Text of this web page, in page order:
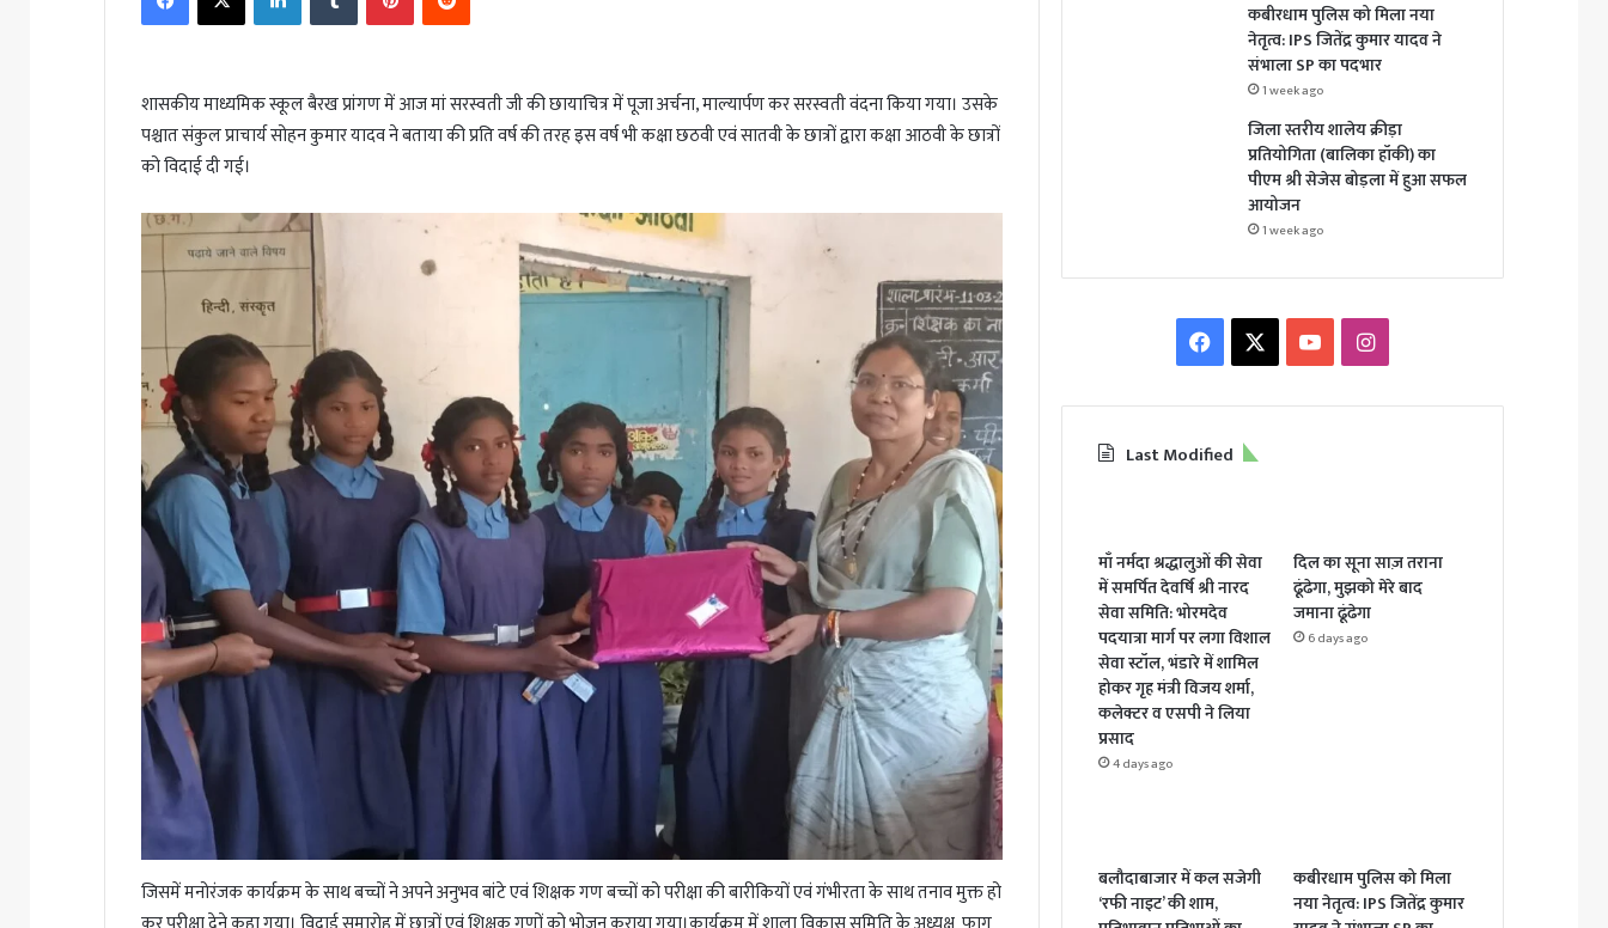
शासकीय माध्यमिक स्कूल बैरख प्रांगण में आज मां सरस्वती जी की छायाचित्र में पूजा अर्चना, माल्यार्पण कर सरस्वती वंदना किया गया। उसके
पश्चात संकुल प्राचार्य सोहन कुमार यादव ने बताया की प्रति वर्ष की तरह इस वर्ष भी कक्षा छठवी एवं सातवी के छात्रों द्वारा कक्षा आठवी के छात्रों
को विदाई दी गई।
जिसमें मनोरंजक कार्यक्रम के साथ बच्चों ने अपने अनुभव बांटे एवं शिक्षक गण बच्चों को परीक्षा की बारीकियों एवं गंभीरता के साथ तनाव मुक्त हो
कबीरधाम पुलिस को मिला नया
नेतृत्व: IPS जितेंद्र कुमार यादव ने
संभाला SP का पदभार
1 week ago
जिला स्तरीय शालेय क्रीड़ा
प्रतियोगिता (बालिका हॉकी) का
पीएम श्री सेजेस बोड़ला में हुआ सफल
आयोजन
1 week ago
Facebook YouTubeInstagram
Last Modified
माँ नर्मदा श्रद्धालुओं की सेवा
में समर्पित देवर्षि श्री नारद
सेवा समिति: भोरमदेव
पदयात्रा मार्ग पर लगा विशाल
सेवा स्टॉल, भंडारे में शामिल
होकर गृह मंत्री विजय शर्मा,
कलेक्टर व एसपी ने लिया
प्रसाद
4 days ago
दिल का सूना साज़ तराना
ढूंढेगा, मुझको मेरे बाद
जमाना ढूंढेगा
6 days ago
बलौदाबाजार में कल सजेगी
‘रफी नाइट’ की शाम,
कबीरधाम पुलिस को मिला
नया नेतृत्व: IPS जितेंद्र कुमार